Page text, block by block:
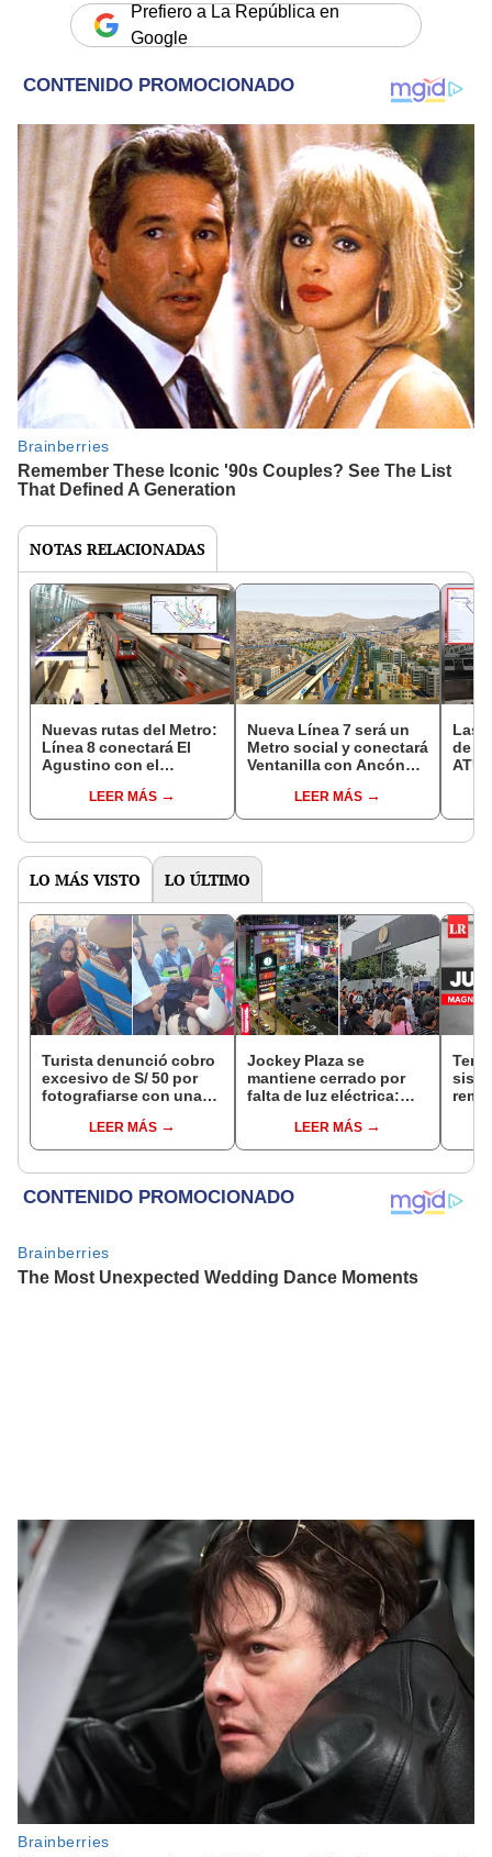
Prefiero a La República en
Google
NOTAS RELACIONADAS
Nuevas rutas del Metro:
Línea 8 conectará El
Agustino con el
San Miguel con el Rímac
LEER MÁS
Nueva Línea 7 será un
Metro social y conectará
Ventanilla con Ancón
LEER MÁS
Las
de
ATU
LO MÁS VISTO LO ÚLTIMO
Turista denunció cobro
excesivo de S/ 50 por
fotografiarse con una
Serenazgo recuperó el
dinero
LEER MÁS
Jockey Plaza se
mantiene cerrado por
falta de luz eléctrica:
el centro comercial?
LEER MÁS